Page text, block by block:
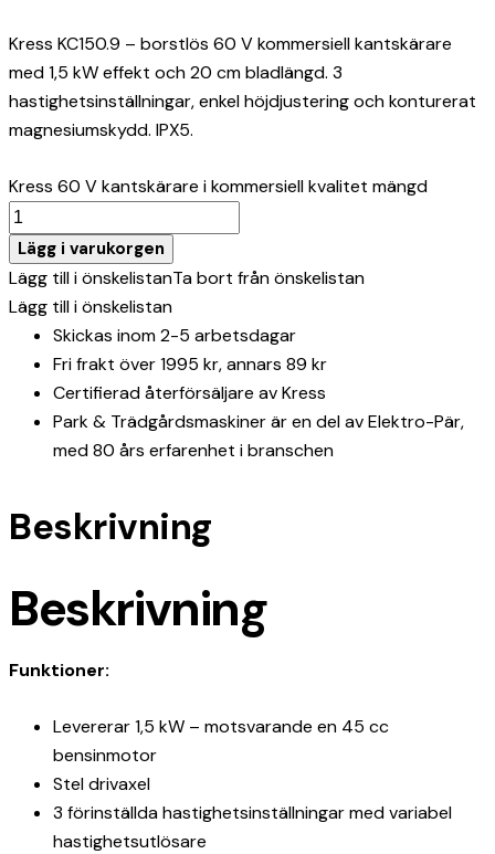
Kress KC150.9 – borstlös 60 V kommersiell kantskärare
med 1,5 kW effekt och 20 cm bladlängd. 3
hastighetsinställningar, enkel höjdjustering och konturerat
magnesiumskydd. IPX5.
Kress 60 V kantskärare i kommersiell kvalitet mängd
Lägg i varukorgen
Lägg till i önskelistanTa bort från önskelistan
Lägg till i önskelistan
Skickas inom 2-5 arbetsdagar
Fri frakt över 1995 kr, annars 89 kr
Certifierad återförsäljare av Kress
Park & Trädgårdsmaskiner är en del av Elektro-Pär,
med 80 års erfarenhet i branschen
Beskrivning
Beskrivning
Funktioner:
Levererar 1,5 kW – motsvarande en 45 cc
bensinmotor
Stel drivaxel
3 förinställda hastighetsinställningar med variabel
hastighetsutlösare